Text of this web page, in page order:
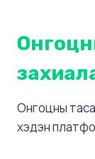
Онгоцны
хэдэн